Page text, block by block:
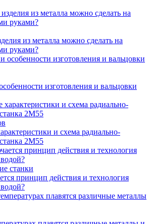
из металла можно сделать на
руками?
изготовления и вальцовки
и схема радиально-
2М55
станки
принцип действия и технология